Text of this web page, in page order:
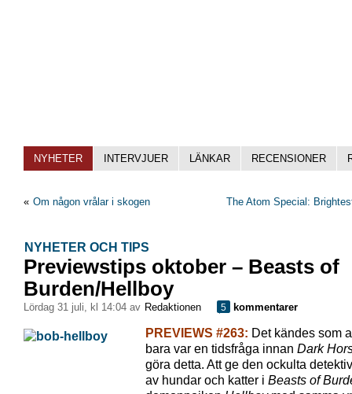
NYHETER INTERVJUER LÄNKAR RECENSIONER
« Om någon vrålar i skogen The Atom Special:
NYHETER OCH TIPS
Previewstips oktober – Beasts of
Burden/Hellboy
lördag 31 juli, kl 14:04 av Redaktionen 5 kommentarer
PREVIEWS #263: Det kändes som
bara var en tidsfråga innan Dark
göra detta. Att ge den ockulta
av hundar och katter i Beasts of